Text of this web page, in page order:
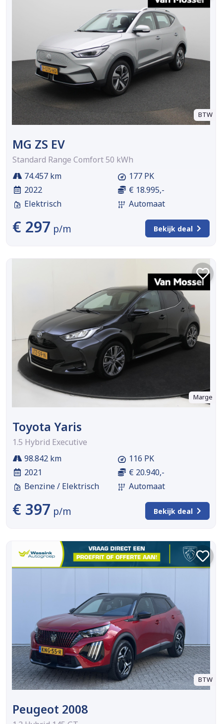
BTW
MG ZS EV
Standard Range Comfort 50 kWh
74.457 km
2022
Elektrisch
177 PK
€ 18.995,-
Automaat
€ 297 p/m Bekijk deal
Marge
Toyota Yaris
1.5 Hybrid Executive
98.842 km
2021
Benzine / Elektrisch
116 PK
€ 20.940,-
Automaat
€ 397 p/m Bekijk deal
BTW
Peugeot 2008